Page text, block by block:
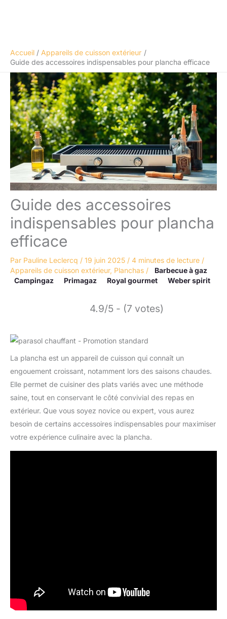
Accueil
Appareils de cuisson extérieur
Guide des accessoires indispensables pour plancha efficace
Guide des accessoires
indispensables pour plancha
efficace
Par Pauline Leclercq / 19 juin 2025 / 4 minutes de lecture /
Appareils de cuisson extérieur, Planchas /
Barbecue à gaz
Campingaz
Primagaz Royal gourmet Weber spirit
4.9/5 - (7 votes)
La plancha est un appareil de cuisson qui connaît un
engouement croissant, notamment lors des saisons chaudes.
Elle permet de cuisiner des plats variés avec une méthode
saine, tout en conservant le côté convivial des repas en
extérieur. Que vous soyez novice ou expert, vous aurez
besoin de certains accessoires indispensables pour maximiser
votre expérience culinaire avec la plancha.